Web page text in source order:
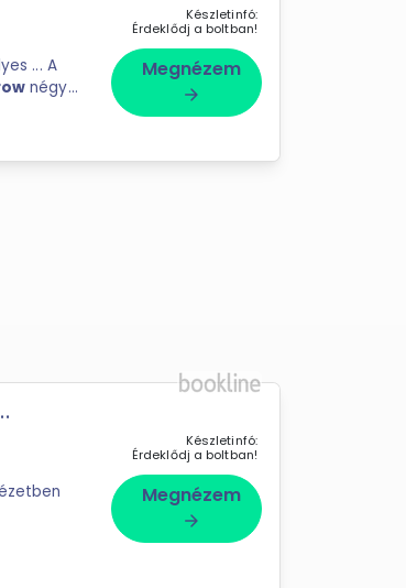
A
négy
Készletinfó:
Érdeklődj a boltban!
Megnézem
arrow_forward
Készletinfó:
Érdeklődj a boltban!
Megnézem
arrow_forward